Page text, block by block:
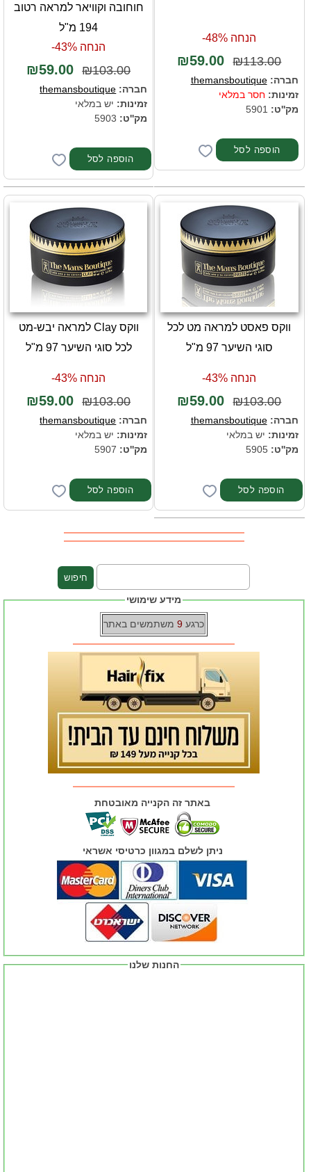
הנחה 48%-
₪113.00
₪59.00
חברה:themansboutique
זמינות:חסר במלאי
מק''ט:
הוספה לסל
חוחובה וקוויאר למראה רטוב
194 מ"ל
הנחה 43%-
₪103.00
₪59.00
חברה: themansboutique
זמינות: יש במלאי
מק''ט:
ווקס פאסט למראה מט לכל
סוגי השיער 97 מ"ל
הנחה 43%-
₪103.00
₪59.00
חברה:themansboutique
זמינות: יש במלאי
מק''ט: 5905
ווקס Clay למראה יבש-מט
לכל סוגי השיער 97 מ"ל
הנחה 43%-
₪103.00
₪59.00
חברה: themansboutique
זמינות: יש במלאי
מק''ט:
מידע שימושי
כרגע 9משתמשים באתר
החנות שלנו